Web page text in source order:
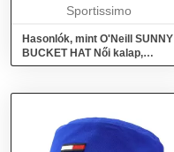
Sportissimo
Hasonlók, mint O'Neill SUNNY
BUCKET HAT Női kalap,
sárga, méret